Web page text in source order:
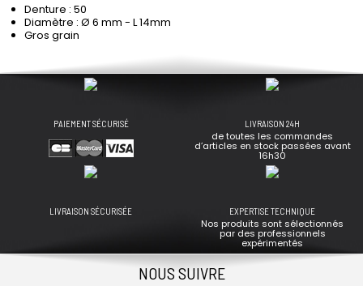
Denture : 50
Diamètre : Ø 6 mm - L 14mm
Gros grain
PAIEMENT SÉCURISÉ LIVRAISON 24H
de toutes les commandes
d’articles en stock passées avant
16h30
LIVRAISON SÉCURISÉE EXPERTISE TECHNIQUE
Nos produits sont sélectionnés
par des professionnels
expérimentés
NOUS SUIVRE